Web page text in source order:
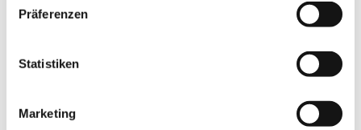
Präferenzen
Statistiken
Marketing
Dies könnte Sie auch